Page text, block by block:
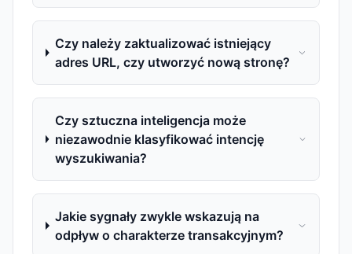
Czy należy zaktualizować istniejący
adres URL, czy utworzyć nową stronę?
Czy sztuczna inteligencja może
niezawodnie klasyfikować intencję
wyszukiwania?
Jakie sygnały zwykle wskazują na
odpływ o charakterze transakcyjnym?